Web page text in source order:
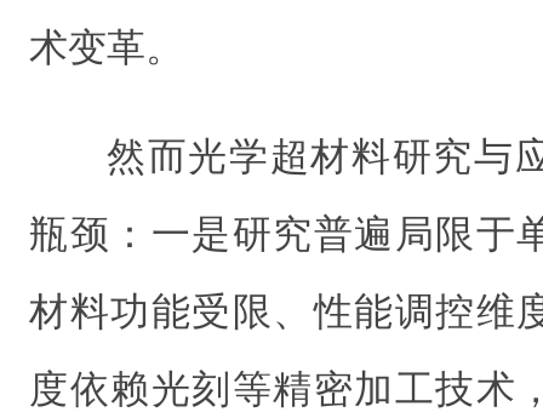
术变革。
然而光学超材料研究与
瓶颈：一是研究普遍局限于
材料功能受限、性能调控维
度依赖光刻等精密加工技术